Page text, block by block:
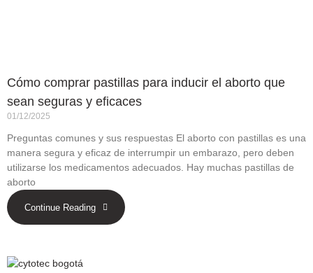
Cómo comprar pastillas para inducir el aborto que
sean seguras y eficaces
01/12/2025
Preguntas comunes y sus respuestas El aborto con pastillas es una
manera segura y eficaz de interrumpir un embarazo, pero deben
utilizarse los medicamentos adecuados. Hay muchas pastillas de
aborto
Continue Reading